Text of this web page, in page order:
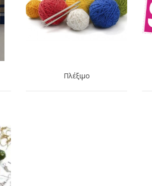
Πλέξιμο